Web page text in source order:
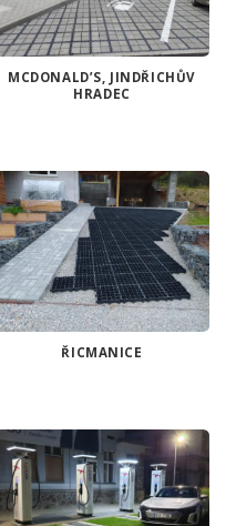
MCDONALD’S, JINDŘICHŮV
HRADEC
ŘICMANICE